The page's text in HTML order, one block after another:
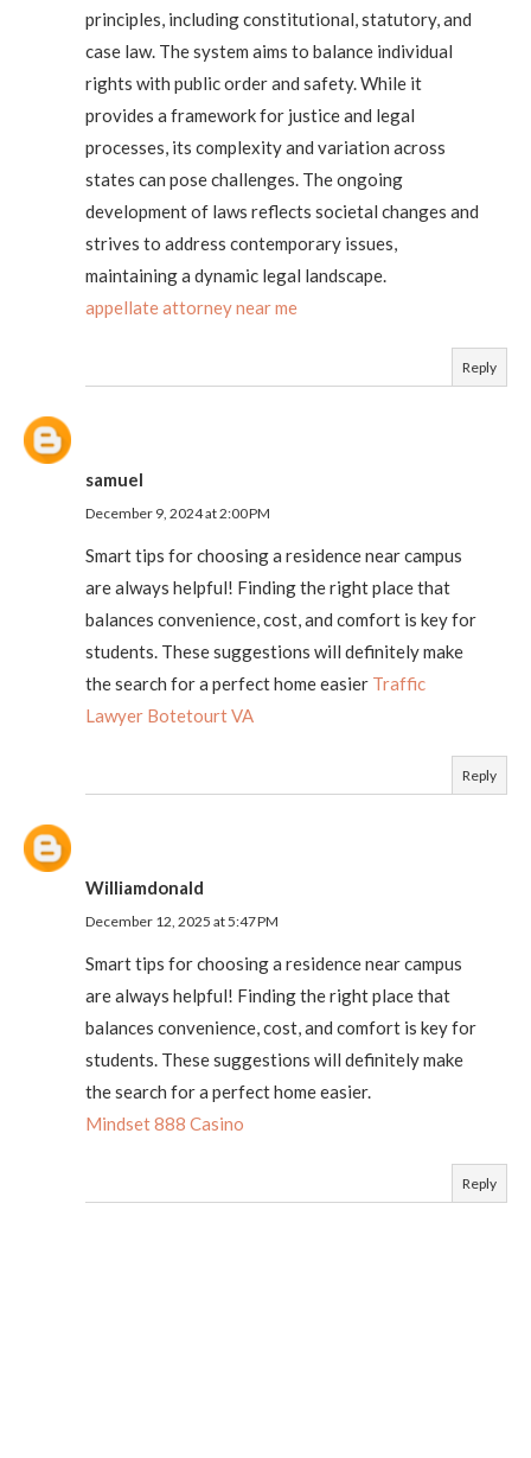
principles, including constitutional, statutory, and
case law. The system aims to balance individual
rights with public order and safety. While it
provides a framework for justice and legal
processes, its complexity and variation across
states can pose challenges. The ongoing
development of laws reflects societal changes and
strives to address contemporary issues,
maintaining a dynamic legal landscape.
appellate attorney near me
Reply
samuel
December 9, 2024 at 2:00 PM
Smart tips for choosing a residence near campus
are always helpful! Finding the right place that
balances convenience, cost, and comfort is key for
students. These suggestions will definitely make
the search for a perfect home easier Traffic
Lawyer Botetourt VA
Reply
Williamdonald
December 12, 2025 at 5:47 PM
Smart tips for choosing a residence near campus
are always helpful! Finding the right place that
balances convenience, cost, and comfort is key for
students. These suggestions will definitely make
the search for a perfect home easier.
Mindset 888 Casino
Reply